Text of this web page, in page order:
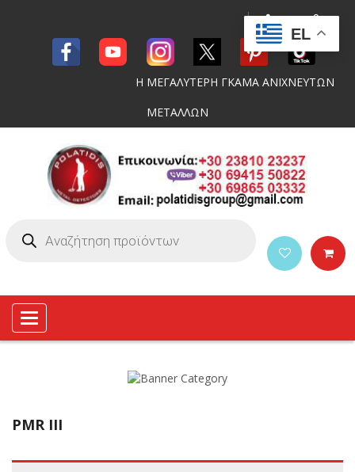
Η ΜΕΓΑΛΥΤΕΡΗ ΓΚΑΜΑ ΑΝΙΧΝΕΥΤΩΝ
ΜΕΤΑΛΛΩΝ
Toggle
navigation
PMR III
EL